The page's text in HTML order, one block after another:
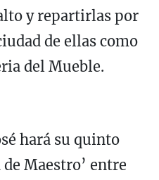
y repartirlas por
de ellas como
del Mueble.
hará su quinto
Maestro’ entre